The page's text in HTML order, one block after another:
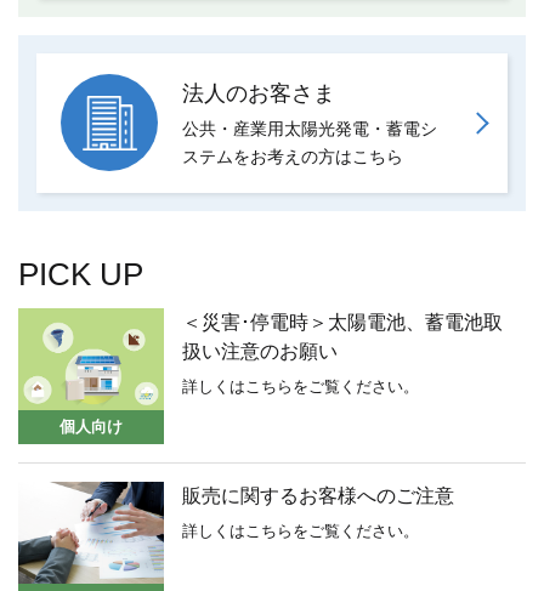
法人のお客さま
公共・産業用太陽光発電・蓄電シ
ステムをお考えの方はこちら
PICK UP
個人向け
＜災害･停電時＞太陽電池、蓄電池取
扱い注意のお願い
詳しくはこちらをご覧ください。
販売に関するお客様へのご注意
詳しくはこちらをご覧ください。